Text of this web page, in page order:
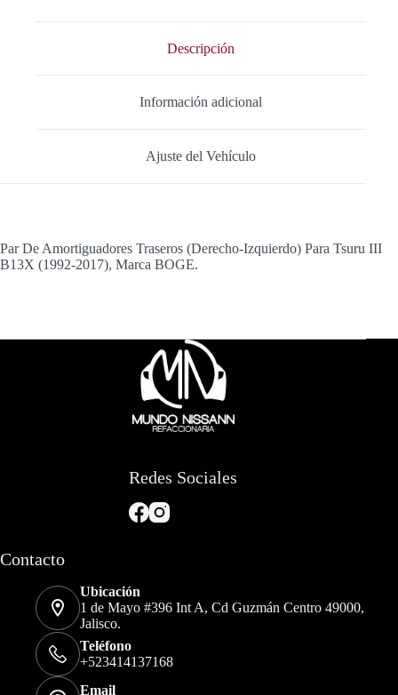
Descripción
Información adicional
Ajuste del Vehículo
Par De Amortiguadores Traseros (Derecho-Izquierdo) Para Tsuru III
B13X (1992-2017), Marca BOGE.
Redes Sociales
Contacto
Ubicación
1 de Mayo #396 Int A, Cd Guzmán Centro 49000,
Jalisco.
Teléfono
+523414137168
Email